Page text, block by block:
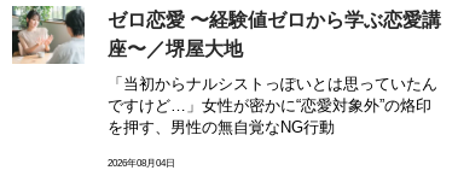
ゼロ恋愛 〜経験値ゼロから学ぶ恋愛講
座〜／堺屋大地
「当初からナルシストっぽいとは思っていたん
ですけど…」女性が密かに“恋愛対象外”の烙印
を押す、男性の無自覚なNG行動
2026年08月04日